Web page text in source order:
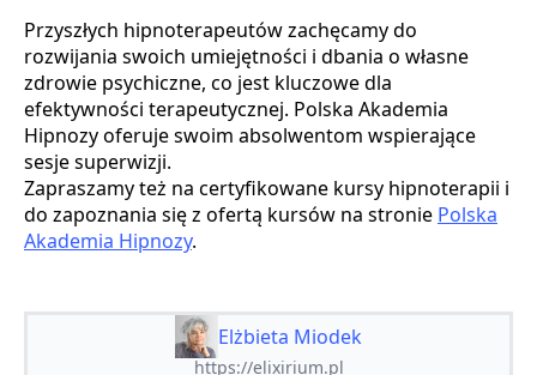
Przyszłych hipnoterapeutów zachęcamy do
rozwijania swoich umiejętności i dbania o własne
zdrowie psychiczne, co jest kluczowe dla
efektywności terapeutycznej. Polska Akademia
Hipnozy oferuje swoim absolwentom wspierające
sesje superwizji.
Zapraszamy też na certyfikowane kursy hipnoterapii i
do zapoznania się z ofertą kursów na stronie Polska
Akademia Hipnozy.
Elżbieta Miodek
https://elixirium.pl